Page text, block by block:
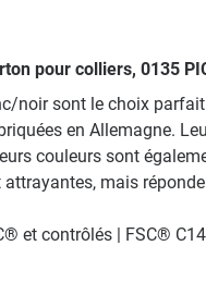
pour colliers, 0135
noir sont le choix
en Allemagne.
couleurs sont
mais
et contrôlés | FSC®